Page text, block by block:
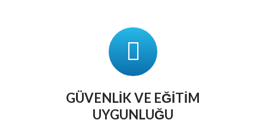
GÜVENLIK VE EĞITIM
UYGUNLUĞU